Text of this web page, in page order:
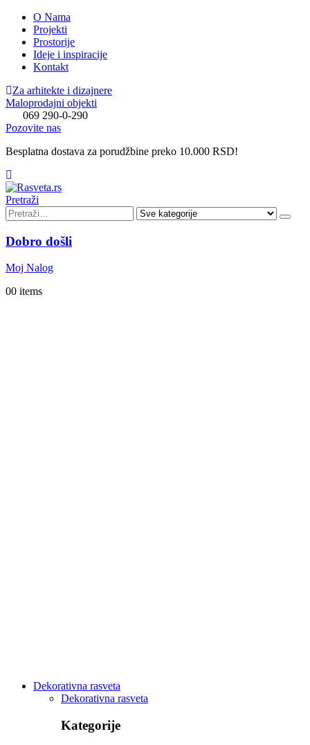
O Nama
Projekti
Prostorije
Ideje i inspiracije
Kontakt
Za arhitekte i dizajnere
Maloprodajni objekti
069 290-0-290
Pozovite nas
Besplatna dostava za porudžbine preko 10.000 RSD!
Pretraži
Dobro došli
Moj Nalog
00 items
Dekorativna rasveta
Dekorativna rasveta
Kategorije